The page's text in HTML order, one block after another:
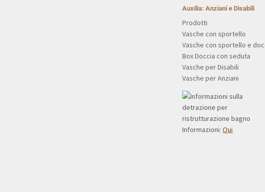
Auxilia: Anziani e Disabili
Prodotti
Vasche con sportello
Vasche con sportello e
Box Doccia con seduta
Vasche per Disabili
Vasche per Anziani
Informazioni:Qui